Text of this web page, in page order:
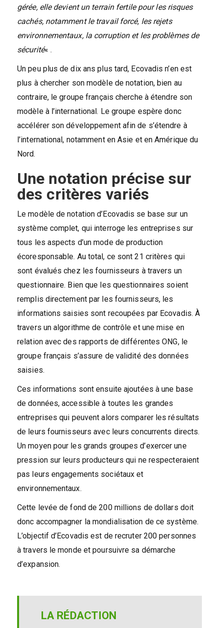
gérée, elle devient un terrain fertile pour les risques
cachés, notamment le travail forcé, les rejets
environnementaux, la corruption et les problèmes de
sécurité« .
Un peu plus de dix ans plus tard, Ecovadis n’en est
plus à chercher son modèle de notation, bien au
contraire, le groupe français cherche à étendre son
modèle à l’international. Le groupe espère donc
accélérer son développement afin de s’étendre à
l’international, notamment en Asie et en Amérique du
Nord.
Une notation précise sur
des critères variés
Le modèle de notation d’Ecovadis se base sur un
système complet, qui interroge les entreprises sur
tous les aspects d’un mode de production
écoresponsable. Au total, ce sont 21 critères qui
sont évalués chez les fournisseurs à travers un
questionnaire. Bien que les questionnaires soient
remplis directement par les fournisseurs, les
informations saisies sont recoupées par Ecovadis. À
travers un algorithme de contrôle et une mise en
relation avec des rapports de différentes ONG, le
groupe français s’assure de validité des données
saisies.
Ces informations sont ensuite ajoutées à une base
de données, accessible à toutes les grandes
entreprises qui peuvent alors comparer les résultats
de leurs fournisseurs avec leurs concurrents directs.
Un moyen pour les grands groupes d’exercer une
pression sur leurs producteurs qui ne respecteraient
pas leurs engagements sociétaux et
environnementaux.
Cette levée de fond de 200 millions de dollars doit
donc accompagner la mondialisation de ce système.
L’objectif d’Ecovadis est de recruter 200 personnes
à travers le monde et poursuivre sa démarche
d’expansion.
LA RÉDACTION